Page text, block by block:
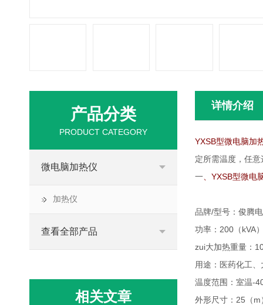
详情介绍
YXSB型微电脑加
定所需温度，任
一 、YXSB型微
品牌/型号：俊腾
功率：200（kVA
zui大加热重量：
用途：医药化工
温度范围：室温-
外形尺寸：25（m
产品分类
PRODUCT CATEGORY
微电脑加热仪
加热仪
查看全部产品
相关文章